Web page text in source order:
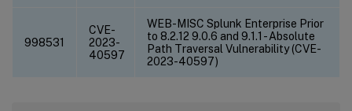
998531
CVE-
2023-
40597
WEB-MISC Splunk Enterprise Prior
to 8.2.12 9.0.6 and 9.1.1 - Absolute
Path Traversal Vulnerability (CVE-
2023-40597)